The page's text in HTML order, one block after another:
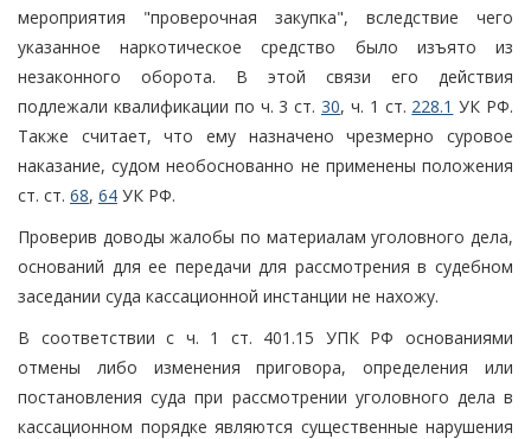
мероприятия "проверочная закупка", вследствие чего
указанное наркотическое средство было изъято из
незаконного оборота. В этой связи его действия
подлежали квалификации по ч. 3 ст. 30, ч. 1 ст. 228.1 УК РФ.
Также считает, что ему назначено чрезмерно суровое
наказание, судом необоснованно не применены положения
ст. ст. 68, 64 УК РФ.
Проверив доводы жалобы по материалам уголовного дела,
оснований для ее передачи для рассмотрения в судебном
заседании суда кассационной инстанции не нахожу.
В соответствии с ч. 1 ст. 401.15 УПК РФ основаниями
отмены либо изменения приговора, определения или
постановления суда при рассмотрении уголовного дела в
кассационном порядке являются существенные нарушения